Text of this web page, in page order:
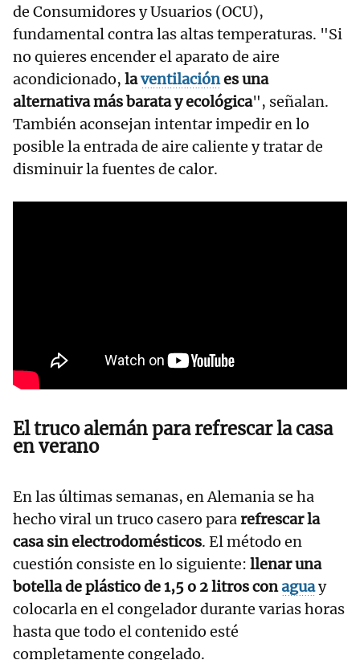
de Consumidores y Usuarios (OCU),
fundamental contra las altas temperaturas. "Si
no quieres encender el aparato de aire
acondicionado, laventilaciónes una
alternativa más barata y ecológica", señalan.
También aconsejan intentar impedir en lo
posible la entrada de aire caliente y tratar de
disminuir la fuentes de calor.
El truco alemán para refrescar la casa
en verano
En las últimas semanas, en Alemania se ha
hecho viral un truco casero pararefrescar la
casa sin electrodomésticos. El método en
cuestión consiste en lo siguiente: llenar una
botella de plástico de 1,5 o 2 litros conaguay
colocarla en el congelador durante varias horas
hasta que todo el contenido esté
completamente congelado.